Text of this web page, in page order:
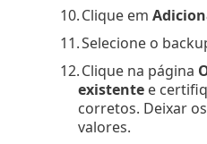
10.Clique em
11.Selecione o
12.Clique na página
existentee
corretos. Deixar
valores.